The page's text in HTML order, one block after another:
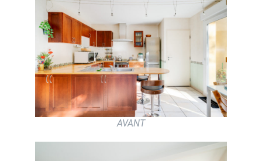
AVANT